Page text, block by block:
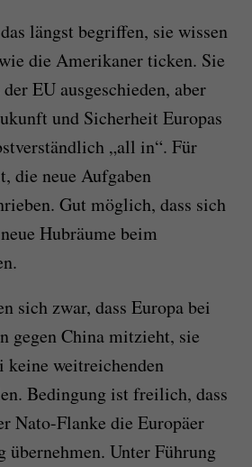
längst begriffen, sie wissen
die Amerikaner ticken. Sie
EU ausgeschieden, aber
und Sicherheit Europas
„all in“. Für
die neue Aufgaben
Gut möglich, dass sich
Hubräume beim
sich zwar, dass Europa bei
gegen China mitzieht, sie
keine weitreichenden
Bedingung ist freilich, dass
Nato-Flanke die Europäer
übernehmen. Unter Führung